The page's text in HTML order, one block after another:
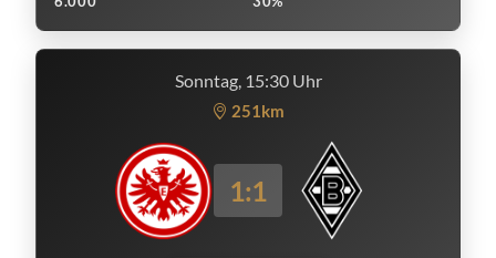
Sonntag, 15:30 Uhr
251km
1:1